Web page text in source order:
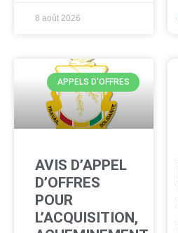
8 août 2026
APPELS D'OFFRES
AVIS D’APPEL
D’OFFRES
POUR
L’ACQUISITION,